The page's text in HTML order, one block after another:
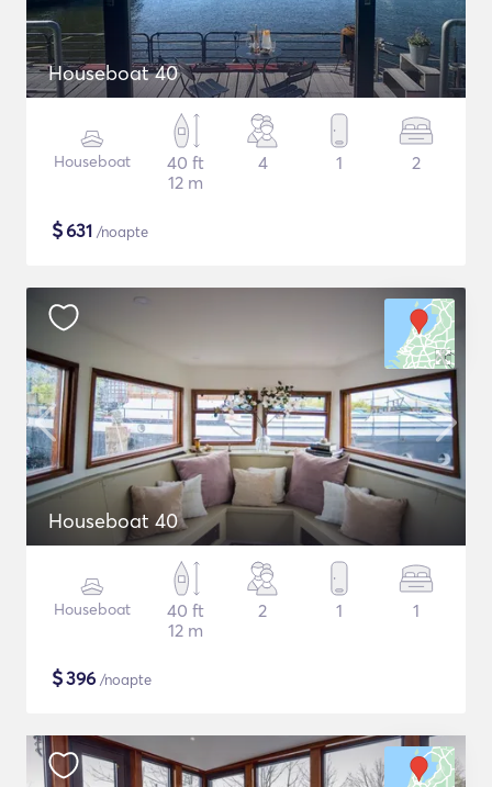
Houseboat 40
Houseboat
40 ft
12 m
4 1 2
$631 /noapte
Houseboat 40
Houseboat
40 ft
12 m
2 1 1
$396 /noapte